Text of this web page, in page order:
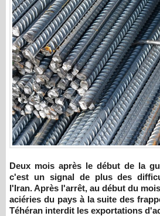
Deux mois après le début de la guerre au Moyen-Orient,
c'est un signal de plus des
l'Iran. Après l'arrêt, au début du
aciéries du pays à la suite des
Téhéran interdit les exportations